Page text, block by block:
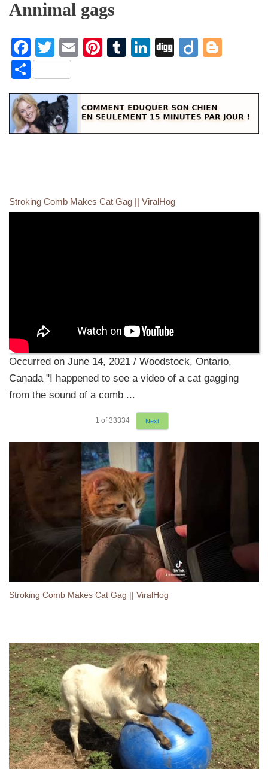
Annimal gags
F
a
c
e
b
T
wi
tt
er
E
Pi
e
st
T
bl
r
Li
e
dI
Di
Di
er
S
h
ar
e
Stroking Comb Makes Cat Gag || ViralHog
Occurred on June 14, 2021 / Woodstock, Ontario,
Canada "I happened to see a video of a cat gagging
from the sound of a comb ...
1 of 33334 Next
Stroking Comb Makes Cat Gag || ViralHog